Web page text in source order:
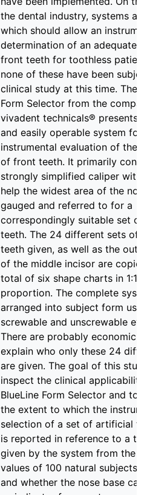
the dental industry, systems
which should allow an
determination of an adequate
front teeth for toothless
none of these have been
clinical study at this time. The
Form Selector from the
vivadent technicals® presents
and easily operable system
instrumental evaluation of the
of front teeth. It primarily
strongly simplified caliper with
help the widest area of the
gauged and referred to for a
correspondingly suitable set
teeth. The 24 different sets of
teeth given, as well as the
of the middle incisor are
total of six shape charts in 1:1
proportion. The complete
arranged into subject form
screwable and unscrewable
There are probably economic
explain who only these 24
are given. The goal of this
inspect the clinical
BlueLine Form Selector and to
the extent to which the
selection of a set of artificial
is reported in reference to a
given by the system from the
values of 100 natural subjects
and whether the nose base